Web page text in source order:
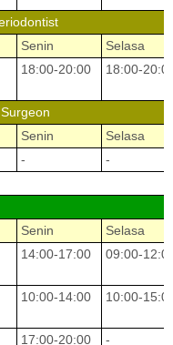
Senin
Selasa
18:00-20:00 18:00-
Senin
Selasa
-
-
Senin
Selasa
14:00-17:00 09:00-
10:00-14:00 10:00-
17:00-20:00 -